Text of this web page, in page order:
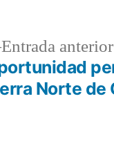
Entrada anterior
Norte de